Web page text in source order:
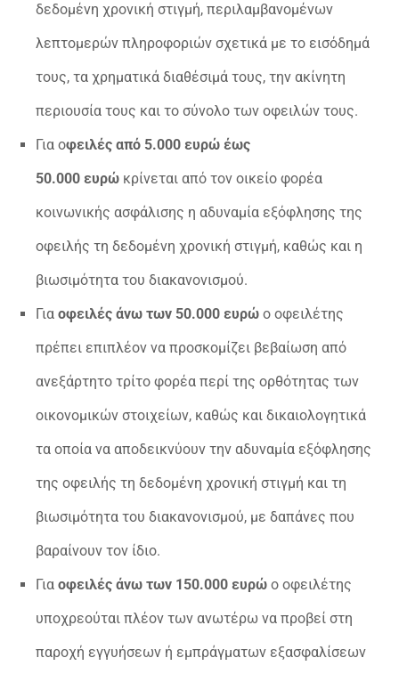
δεδομένη χρονική στιγμή, περιλαμβανομένων
λεπτομερών πληροφοριών σχετικά με το εισόδημά
τους, τα χρηματικά διαθέσιμά τους, την ακίνητη
περιουσία τους και το σύνολο των οφειλών τους.
Για οφειλές από 5.000 ευρώ έως
50.000 ευρώ κρίνεται από τον οικείο φορέα
κοινωνικής ασφάλισης η αδυναμία εξόφλησης της
οφειλής τη δεδομένη χρονική στιγμή, καθώς και η
βιωσιμότητα του διακανονισμού.
Για οφειλές άνω των 50.000 ευρώ ο οφειλέτης
πρέπει επιπλέον να προσκομίζει βεβαίωση από
ανεξάρτητο τρίτο φορέα περί της ορθότητας των
οικονομικών στοιχείων, καθώς και δικαιολογητικά
τα οποία να αποδεικνύουν την αδυναμία εξόφλησης
της οφειλής τη δεδομένη χρονική στιγμή και τη
βιωσιμότητα του διακανονισμού, με δαπάνες που
βαραίνουν τον ίδιο.
Για οφειλές άνω των 150.000 ευρώ ο οφειλέτης
υποχρεούται πλέον των ανωτέρω να προβεί στη
παροχή εγγυήσεων ή εμπράγματων εξασφαλίσεων